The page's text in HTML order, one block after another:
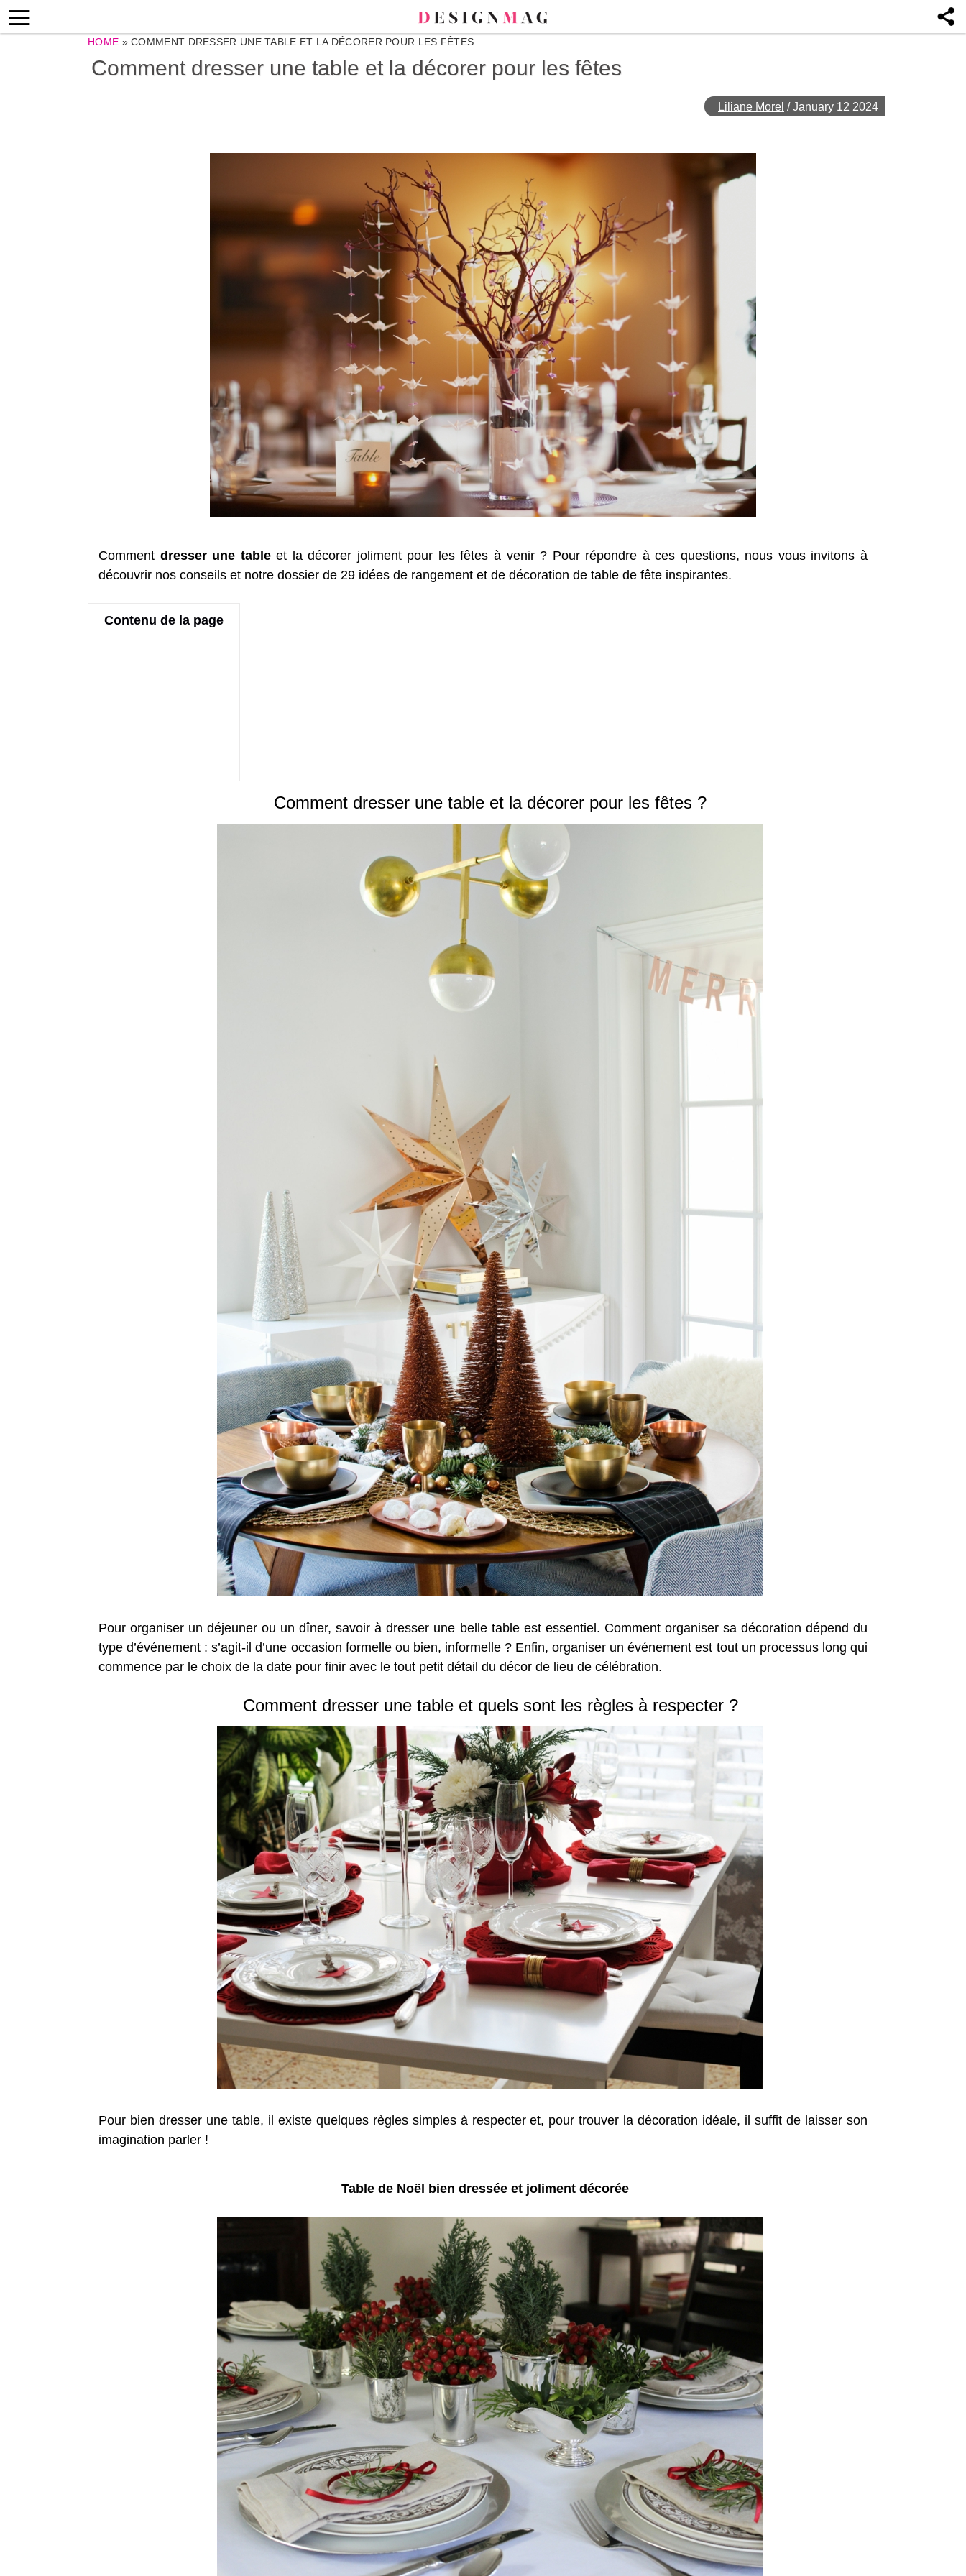
HOME »COMMENT DRESSER UNE TABLE ET LA DÉCORER POUR LES FÊTES
Comment dresser une table et la décorer pour les fêtes
Liliane Morel /January 12 2024
Comment dresser une tableet la décorer joliment pour les fêtes à venir ? Pour répondre à ces questions, nous vous invitons à
découvrir nos conseils et notre dossier de 29 idées de rangement et de décoration de table de fête inspirantes.
Contenu de la page
Comment dresser une table et la décorer pour les fêtes ?
Pour organiser un déjeuner ou un dîner, savoir à dresser une belle table est essentiel. Comment organiser sa décoration dépend du
type d’événement : s’agit-il d’une occasion formelle ou bien, informelle ? Enfin, organiser un événement est tout un processus long qui
commence par le choix de la date pour finir avec le tout petit détail du décor de lieu de célébration.
Comment dresser une table et quels sont les règles à respecter ?
Pour bien dresser une table, il existe quelques règles simples à respecter et, pour trouver la décoration idéale, il suffit de laisser son
imagination parler !
Table de Noël bien dressée et joliment décorée